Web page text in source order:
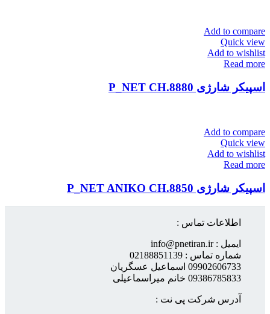
Add to compare
Quick view
Add to wishlist
Read more
اسپیکر شارژی P_NET CH.8880
Add to compare
Quick view
Add to wishlist
Read more
اسپیکر شارژی P_NET ANIKO CH.8850
اطلاعات تماس :
ایمیل : info@pnetiran.ir
شماره تماس : 02188851139
09902606733 اسماعیل عسگریان
09386785833 خانم میراسماعیلی
آدرس شرکت پی نت :